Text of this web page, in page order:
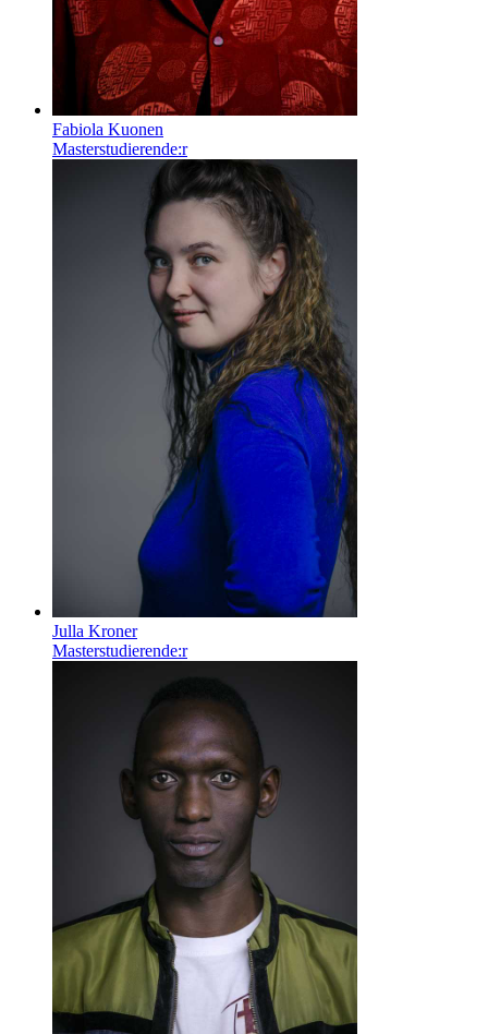
Fabiola Kuonen
Masterstudierende:r
Julla Kroner
Masterstudierende:r